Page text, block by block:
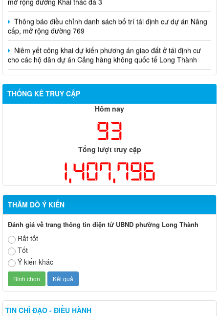
Thông báo điều chỉnh danh sách bố trí tái định cư dự án Nâng
cấp, mở rộng đường 769
Niêm yết công khai dự kiến phương án giao đất ở tái định cư
cho các hộ dân dự án Cảng hàng không quốc tế Long Thành
THỐNG KÊ TRUY CẬP
Hôm nay
93
Tổng lượt truy cập
1,407,796
THĂM DÒ Ý KIẾN
Đánh giá về trang thông tin điện tử UBND phường Long Thành
Rất tốt
Tốt
Ý kiến khác
TIN CHỈ ĐẠO - ĐIỀU HÀNH